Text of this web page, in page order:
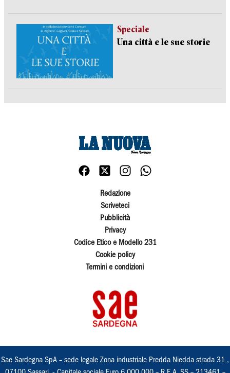
Speciale
Una città e le sue storie
Redazione
Scriveteci
Pubblicità
Privacy
Codice Etico e Modello 231
Cookie policy
Termini e condizioni
Sae Sardegna SpA – sede legale Zona industriale Predda Niedda strada 31 ,